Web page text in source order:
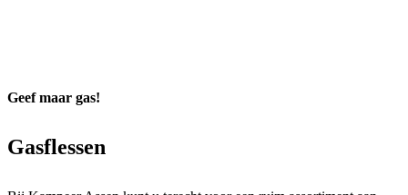
Geef maar gas!
Gasflessen